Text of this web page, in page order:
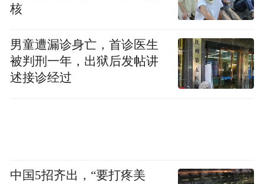
核
男童遭漏诊身亡，首诊医生
被判刑一年，出狱后发帖讲
述接诊经过
中国5招齐出，“要打疼美